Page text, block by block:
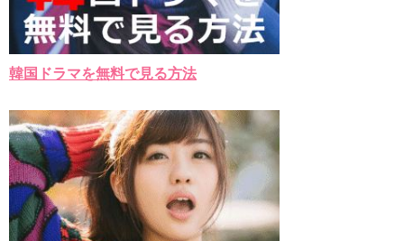
【裏芸能】キムユジョンの熱愛彼氏はあの大物俳優
キム・ユジョン、美しいセルフショットで近況を伝える“会いた
いでしょ？” Big News TV
キム・ユジョン、新ドラマ「まず熱く掃除せよ」に出演確
定…“台本を見た瞬間惹かれた” 20180123
[Fan MV]七日の王妃(7일의 왕비)OST – 정기고 (Junggigo) – 그
리고 그려도 (Miss You In My Heart)
俳優カン・ギヨン、突然の熱愛宣言…「キム秘書がなぜそう
か」出演で話題 Big News TV
韓国ドラマを無料で見る方法